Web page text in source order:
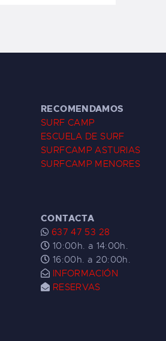
RECOMENDAMOS
SURF CAMP
ESCUELA DE SURF
SURFCAMP ASTURIAS
SURFCAMP MENORES
CONTACTA
637 47 53 28
10:00h. a 14:00h.
16:00h. a 20:00h.
INFORMACIÓN
RESERVAS